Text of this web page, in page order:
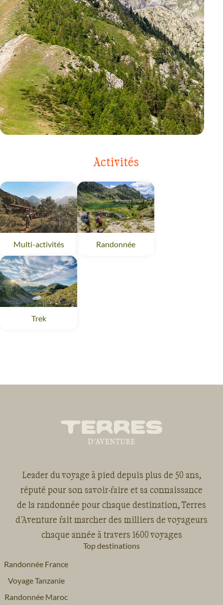
Activités
Multi-activités Randonnée
Trek
Leader du voyage à pied depuis plus de 50 ans,
réputé pour son savoir-faire et sa connaissance
de la randonnée pour chaque destination, Terres
d'Aventure fait marcher des milliers de voyageurs
chaque année à travers 1600 voyages
Top destinations
Randonnée France
Voyage Tanzanie
Randonnée Maroc